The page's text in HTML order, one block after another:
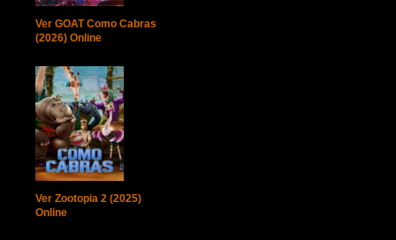
Ver GOAT Como Cabras
(2026) Online
Ver Zootopia 2 (2025)
Online